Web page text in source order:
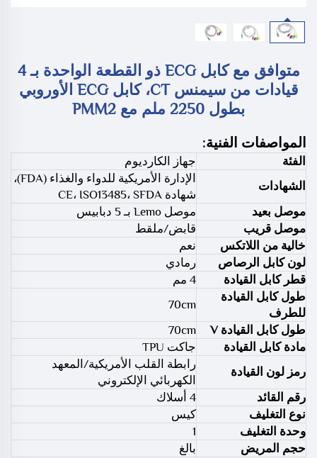
متوافق مع كابل ECG ذو القطعة الواحدة بـ 4
قيادات من سيمنس CT، كابل ECG الأوروبي
بطول 2250 ملم مع PMM2
المواصفات الفنية:
الفئة
جهاز الكارديوم
الشهادات
الإدارة الأمريكية للدواء والغذاء (FDA)،
شهادة CE، ISO13485، SFDA
موصل بعيد
موصل Lemo بـ 5 دبابيس
موصل قريب
قابض/ملقط
خالية من اللاتكس
نعم
لون كابل الرصاص
رمادي
قطر كابل القيادة
4 مم
طول كابل القيادة
للطرف
70cm
طول كابل القيادة V
70cm
مادة كابل القيادة
جاكت TPU
رمز لون القيادة
رابطة القلب الأمريكية/المعهد
الكهربائي الإلكتروني
رقم القائد
4 أسلاك
نوع التغليف
كيس
وحدة التغليف
1
حجم المريض
بالغ